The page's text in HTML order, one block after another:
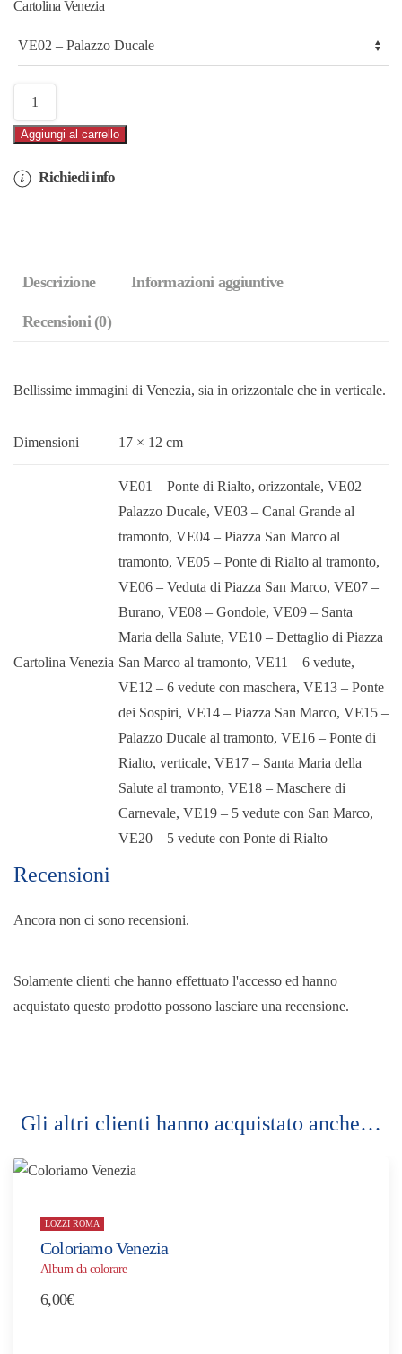
Cartolina Venezia
Cartoline
Venezia
(cod.
VE)
Aggiungi al carrello
Richiedi info
Descrizione Informazioni aggiuntive
Recensioni (0)
Bellissime immagini di Venezia, sia in orizzontale che in verticale.
Dimensioni 17 × 12 cm
Cartolina Venezia
VE01 – Ponte di Rialto, orizzontale, VE02 –
Palazzo Ducale, VE03 – Canal Grande al
tramonto, VE04 – Piazza San Marco al
tramonto, VE05 – Ponte di Rialto al tramonto,
VE06 – Veduta di Piazza San Marco, VE07 –
Burano, VE08 – Gondole, VE09 – Santa
Maria della Salute, VE10 – Dettaglio di Piazza
San Marco al tramonto, VE11 – 6 vedute,
VE12 – 6 vedute con maschera, VE13 – Ponte
dei Sospiri, VE14 – Piazza San Marco, VE15 –
Palazzo Ducale al tramonto, VE16 – Ponte di
Rialto, verticale, VE17 – Santa Maria della
Salute al tramonto, VE18 – Maschere di
Carnevale, VE19 – 5 vedute con San Marco,
VE20 – 5 vedute con Ponte di Rialto
Recensioni
Ancora non ci sono recensioni.
Solamente clienti che hanno effettuato l'accesso ed hanno
acquistato questo prodotto possono lasciare una recensione.
Gli altri clienti hanno acquistato anche…
LOZZI ROMA
Coloriamo Venezia
Album da colorare
6,00€